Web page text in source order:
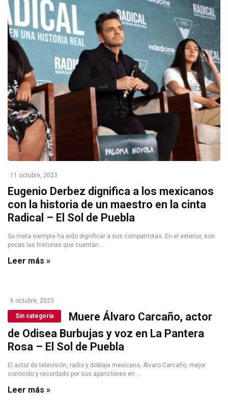
11 octubre, 2023
Eugenio Derbez dignifica a los mexicanos
con la historia de un maestro en la cinta
Radical – El Sol de Puebla
Su meta siempre ha sido dignificar a sus compatriotas. En el exterior, son
pocas las historias que cuentan ...
Leer más »
6 octubre, 2023
Sin categoría
Muere Álvaro Carcaño, actor
de Odisea Burbujas y voz en La Pantera
Rosa – El Sol de Puebla
El actor de televisión, radio y doblaje mexicano, Álvaro Carcaño, mejor
conocido y recordado por sus apariciones en ...
Leer más »